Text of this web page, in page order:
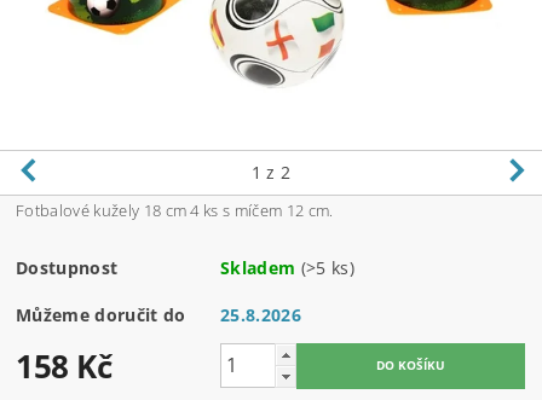
1 z 2
Fotbalové kužely 18 cm 4 ks s míčem 12 cm.
Dostupnost Skladem (>5 ks)
Můžeme doručit do 25.8.2026
158 Kč